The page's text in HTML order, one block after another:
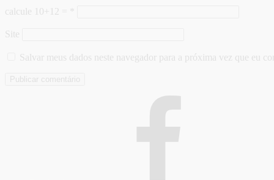
calcule 10+12 =
Site
Salvar meus dados neste navegador para a próxima vez que eu